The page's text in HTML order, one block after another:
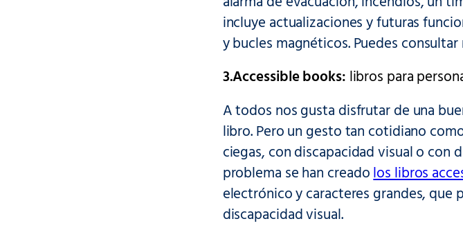
incluye actualizaciones y futuras
y bucles magnéticos. Puedes
3.Accessible books: libros para
A todos nos gusta disfrutar de una
libro. Pero un gesto tan cotidiano
ciegas, con discapacidad visual o con
problema se han creadolos libros
electrónico y caracteres grandes, que
discapacidad visual.